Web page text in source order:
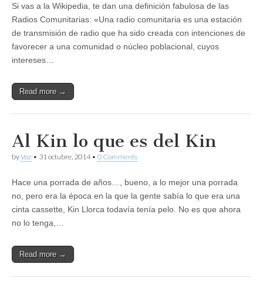
Si vas a la Wikipedia, te dan una definición fabulosa de las
Radios Comunitarias: «Una radio comunitaria es una estación
de transmisión de radio que ha sido creada con intenciones de
favorecer a una comunidad o núcleo poblacional, cuyos
intereses…
Read more →
Al Kin lo que es del Kin
byVoz • 31 octubre, 2014• 0 Comments
Hace una porrada de años…, bueno, a lo mejor una porrada
no, pero era la época en la que la gente sabía lo que era una
cinta cassette, Kin Llorca todavía tenía pelo. No es que ahora
no lo tenga,…
Read more →